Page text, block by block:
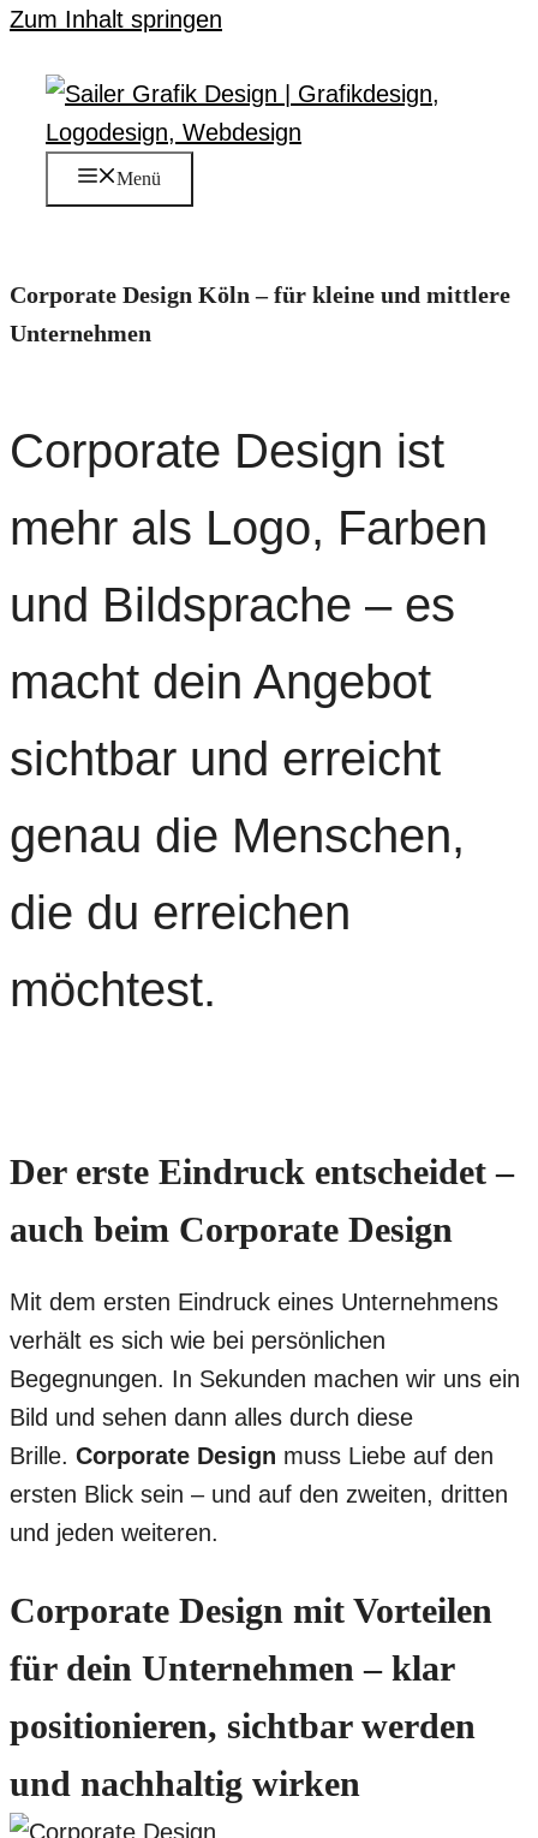
Zum Inhalt springen
Menü
Corporate Design Köln – für kleine und mittlere
Unternehmen
Corporate Design ist
mehr als Logo, Farben
und Bildsprache – es
macht dein Angebot
sichtbar und erreicht
genau die Menschen,
die du erreichen
möchtest.
Der erste Eindruck entscheidet –
auch beim Corporate Design
Mit dem ersten Eindruck eines Unternehmens
verhält es sich wie bei persönlichen
Begegnungen. In Sekunden machen wir uns ein
Bild und sehen dann alles durch diese
Brille. Corporate Design muss Liebe auf den
ersten Blick sein – und auf den zweiten, dritten
und jeden weiteren.
Corporate Design mit Vorteilen
für dein Unternehmen – klar
positionieren, sichtbar werden
und nachhaltig wirken